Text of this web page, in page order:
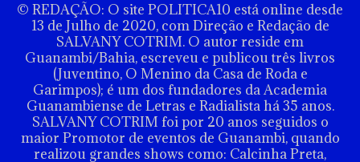
© REDAÇÃO: O site POLITICA10 está online desde
13 de Julho de 2020, com Direção e Redação de
SALVANY COTRIM. O autor reside em
Guanambi/Bahia, escreveu e publicou três livros
(Juventino, O Menino da Casa de Roda e
Garimpos); é um dos fundadores da Academia
Guanambiense de Letras e Radialista há 35 anos.
SALVANY COTRIM foi por 20 anos seguidos o
maior Promotor de eventos de Guanambi, quando
realizou grandes shows como: Calcinha Preta,